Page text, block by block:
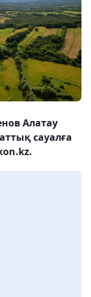
Алатау
сауалға